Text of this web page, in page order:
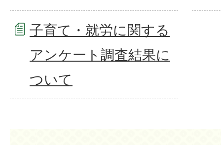
子育て・就労に関する
アンケート調査結果に
ついて